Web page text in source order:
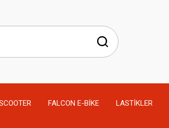
FALCON E-BİKE LASTİKLER